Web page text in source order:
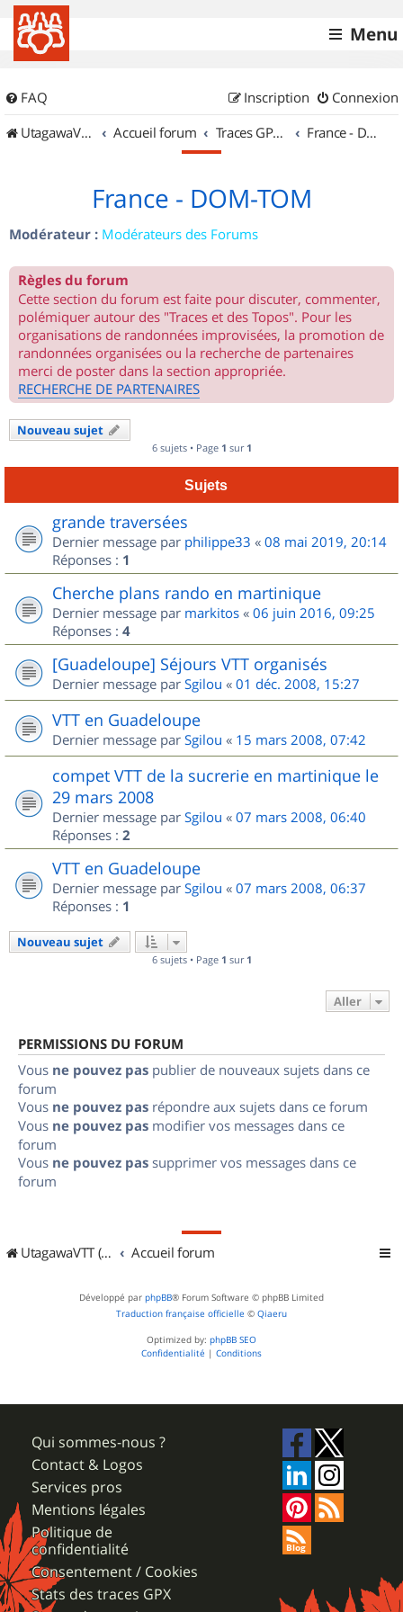
Menu
FAQ Connexion
Inscription
UtagawaVTT (Randos VTT et VTTAE avec traces GPS)
Accueil forum Traces GPS de randos VTT France - DOM-TOM
France - DOM-TOM
Modérateur : Modérateurs des Forums
Règles du forum
Cette section du forum est faite pour discuter, commenter,
polémiquer autour des "Traces et des Topos". Pour les
organisations de randonnées improvisées, la promotion de
randonnées organisées ou la recherche de partenaires
merci de poster dans la section appropriée.
RECHERCHE DE PARTENAIRES
Nouveau sujet
6 sujets • Page 1 sur 1
Sujets
grande traversées
Dernier message par philippe33 « 08 mai 2019, 20:14
Réponses : 1
Cherche plans rando en martinique
Dernier message par markitos « 06 juin 2016, 09:25
Réponses : 4
[Guadeloupe] Séjours VTT organisés
Dernier message par Sgilou « 01 déc. 2008, 15:27
VTT en Guadeloupe
Dernier message par Sgilou « 15 mars 2008, 07:42
compet VTT de la sucrerie en martinique le
29 mars 2008
Dernier message par Sgilou « 07 mars 2008, 06:40
Réponses : 2
VTT en Guadeloupe
Dernier message par Sgilou « 07 mars 2008, 06:37
Réponses : 1
Nouveau sujet
6 sujets • Page 1 sur 1
Aller
PERMISSIONS DU FORUM
Vous ne pouvez pas publier de nouveaux sujets dans ce
forum
Vous ne pouvez pas répondre aux sujets dans ce forum
Vous ne pouvez pas modifier vos messages dans ce
forum
Vous ne pouvez pas supprimer vos messages dans ce
forum
UtagawaVTT (Randos VTT et VTTAE avec traces GPS) Accueil forum
Développé par phpBB® Forum Software © phpBB Limited
Traduction française officielle © Qiaeru
Optimized by: phpBB SEO
Confidentialité | Conditions
Qui sommes-nous ?
Contact & Logos
Services pros
Mentions légales
Politique de
confidentialité
Consentement / Cookies
Stats des traces GPX